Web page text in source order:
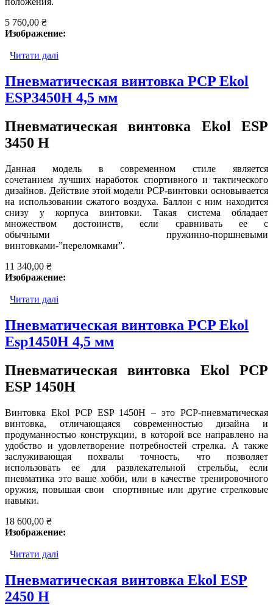
5 760,00 ₴
Изображение:
Читати далі
Пневматическая винтовка PCP Ekol
ESP3450H 4,5 мм
Пневматическая винтовка Ekol ESP
3450 H
Данная модель в современном стиле является
сочетанием лучших наработок спортивного и тактического
дизайнов. Действие этой модели PCP-винтовки основывается
на использовании сжатого воздуха. Баллон с ним находится
снизу у корпуса винтовки. Такая система обладает
множеством достоинств, если сравнивать ее с
обычными пружинно-поршневыми
винтовками-”переломками”.
11 340,00 ₴
Изображение:
Читати далі
Пневматическая винтовка PCP Ekol
Esp1450H 4,5 мм
Пневматическая винтовка Ekol PCP
ESP 1450H
Винтовка Ekol PCP ESP 1450H – это PCP-пневматическая
винтовка, отличающаяся современностью дизайна и
продуманностью конструкции, в которой все направлено на
удобство и удовлетворение потребностей стрелка. А также
заслуживающая похвалы точность, что позволяет
использовать ее для развлекательной стрельбы, если
пневматика это ваше хобби, или в качестве тренировочного
оружия, повышая свои спортивные или другие стрелковые
навыки.
18 600,00 ₴
Изображение:
Читати далі
Пневматическая винтовка Ekol ESP
2450 H